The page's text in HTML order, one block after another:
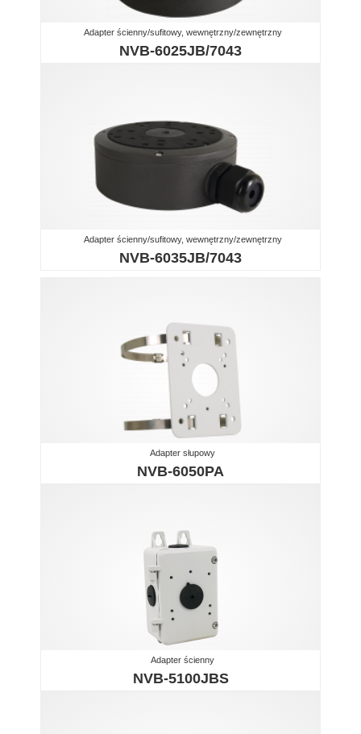
Adapter ścienny/sufitowy, wewnętrzny/zewnętrzny
NVB-6025JB/7043
Adapter ścienny/sufitowy, wewnętrzny/zewnętrzny
NVB-6035JB/7043
Adapter słupowy
NVB-6050PA
Adapter ścienny
NVB-5100JBS